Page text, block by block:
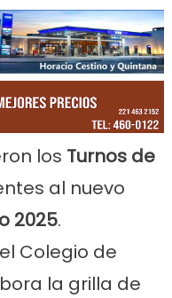
los Turnos de
al nuevo
2025.
Colegio de
la grilla de